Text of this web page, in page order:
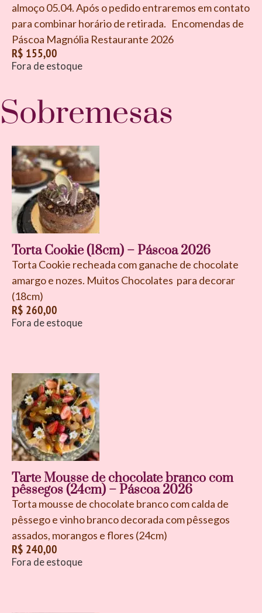
almoço 05.04. Após o pedido entraremos em contato
para combinar horário de retirada. Encomendas de
Páscoa Magnólia Restaurante 2026
R$ 155,00
Fora de estoque
Sobremesas
Torta Cookie (18cm) – Páscoa 2026
Torta Cookie recheada com ganache de chocolate
amargo e nozes. Muitos Chocolates para decorar
(18cm)
R$ 260,00
Fora de estoque
Tarte Mousse de chocolate branco com
pêssegos (24cm) – Páscoa 2026
Torta mousse de chocolate branco com calda de
pêssego e vinho branco decorada com pêssegos
assados, morangos e flores (24cm)
R$ 240,00
Fora de estoque